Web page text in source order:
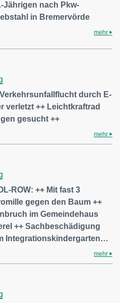
Jährigen nach Pkw-
in Bremervörde
mehr
Verkehrsunfallflucht durch E-
verletzt ++ Leichtkraftrad
gesucht ++
mehr
ROW: ++ Mit fast 3
gegen den Baum ++
im Gemeindehaus
++ Sachbeschädigung
Integrationskindergarten…
mehr